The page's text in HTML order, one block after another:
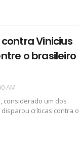
Vinicius
o brasileiro
AM
considerado um dos
críticas contra o